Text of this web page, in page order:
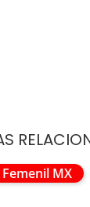
Femenil MX